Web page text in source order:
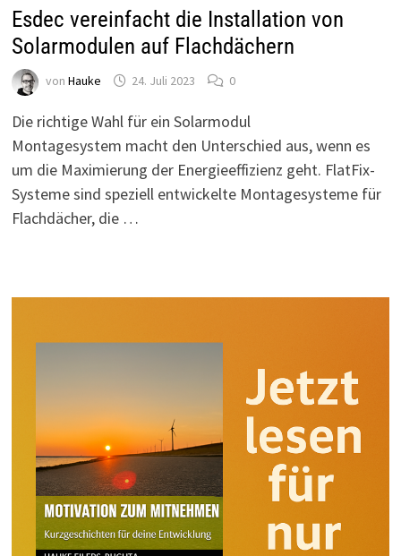
Esdec vereinfacht die Installation von
Solarmodulen auf Flachdächern
von Hauke 24. Juli 2023 0
Die richtige Wahl für ein Solarmodul
Montagesystem macht den Unterschied aus, wenn es
um die Maximierung der Energieeffizienz geht. FlatFix-
Systeme sind speziell entwickelte Montagesysteme für
Flachdächer, die …